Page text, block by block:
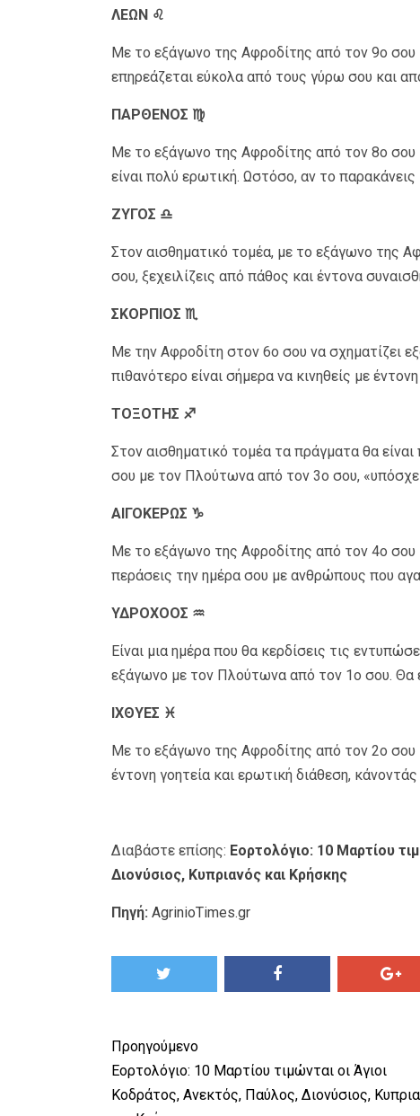
ΛΕΩΝ ♌
Με το εξάγωνο της Αφροδίτης από τον 9ο
επηρεάζεται εύκολα από τους γύρω σου και
ΠΑΡΘΕΝΟΣ ♍
Με το εξάγωνο της Αφροδίτης από τον 8ο
είναι πολύ ερωτική. Ωστόσο, αν το
ΖΥΓΟΣ ♎
Στον αισθηματικό τομέα, με το εξάγωνο της
σου, ξεχειλίζεις από πάθος και έντονα
ΣΚΟΡΠΙΟΣ ♏
Με την Αφροδίτη στον 6ο σου να σχηματίζει
πιθανότερο είναι σήμερα να κινηθείς με
ΤΟΞΟΤΗΣ ♐
Στον αισθηματικό τομέα τα πράγματα θα
σου με τον Πλούτωνα από τον 3ο σου,
ΑΙΓΟΚΕΡΩΣ ♑
Με το εξάγωνο της Αφροδίτης από τον 4ο
περάσεις την ημέρα σου με ανθρώπους που
ΥΔΡΟΧΟΟΣ ♒
Είναι μια ημέρα που θα κερδίσεις τις
εξάγωνο με τον Πλούτωνα από τον 1ο σου. Θα
ΙΧΘΥΕΣ ♓
Με το εξάγωνο της Αφροδίτης από τον 2ο
έντονη γοητεία και ερωτική διάθεση,
Διαβάστε επίσης: Εορτολόγιο: 10 Μαρτίου
Διονύσιος, Κυπριανός και Κρήσκης
Πηγή: AgrinioTimes.gr
Προηγούμενο
Εορτολόγιο: 10 Μαρτίου τιμώνται οι Άγιοι
Κοδράτος, Ανεκτός, Παύλος, Διονύσιος,